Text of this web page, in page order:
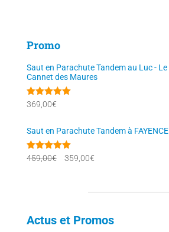
Promo
Saut en Parachute Tandem au Luc - Le
Cannet des Maures
Note5.00
369,00€
Saut en Parachute Tandem à FAYENCE
Note5.00
459,00€ 359,00€
r
Actus et Promos